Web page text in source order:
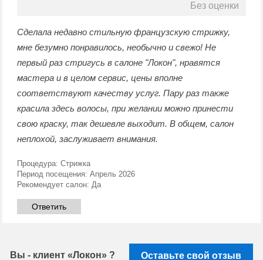
Без оценки
Сделала недавно стильную французскую стрижку,
мне безумно понравилось, необычно и свежо! Не
первый раз стригусь в салоне "Локон", нравятся
мастера и в целом сервис, цены вполне
соответствуют качеству услуг. Пару раз также
красила здесь волосы, при желании можно принести
свою краску, так дешевле выходит. В общем, салон
неплохой, заслуживает внимания.
Процедура: Стрижка
Период посещения: Апрель 2026
Рекомендует салон: Да
Ответить
Вы - клиент «Локон» ? Оставьте свой отзыв